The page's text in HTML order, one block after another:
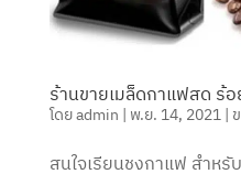
ร้านขายเมล็ดกาแฟสด ร้อ
โดยadmin | พ.ย. 14, 2021|
สนใจเรียนชงกาแฟ สำห